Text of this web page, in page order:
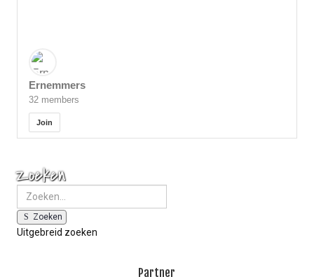
Ernemmers
32 members
Join
Zoeken
Zoeken
Uitgebreid zoeken
Partner